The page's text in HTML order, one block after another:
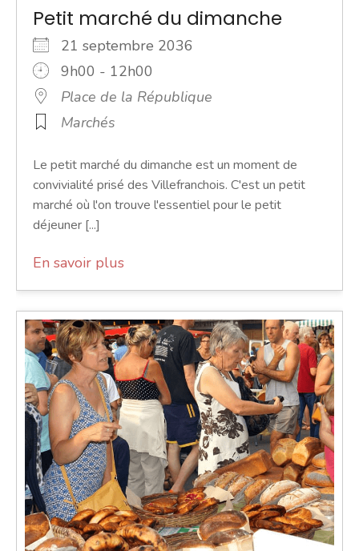
Petit marché du dimanche
21 septembre 2036
9h00 - 12h00
Place de la République
Marchés
Le petit marché du dimanche est un moment de
convivialité prisé des Villefranchois. C'est un petit
marché où l'on trouve l'essentiel pour le petit
déjeuner [...]
En savoir plus